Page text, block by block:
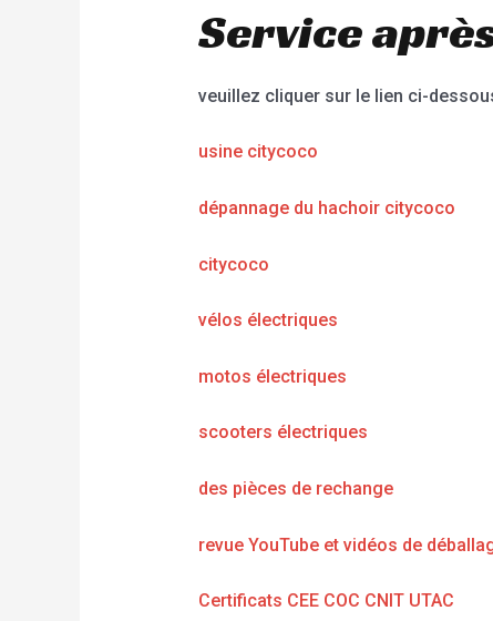
Service
veuillez cliquer sur le lien ci-
usine citycoco
dépannage du hachoir citycoco
citycoco
vélos électriques
motos électriques
scooters électriques
des pièces de rechange
revue YouTube et vidéos de
Certificats CEE COC CNIT UTAC